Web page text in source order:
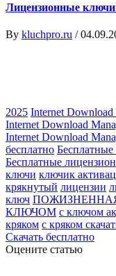
Лицензионные ключи
By kluchpro.ru /
2025 Internet Download
Internet Download
Internet Download
бесплатно
Бесплатные
ключи ключик
крякнутый лицензии
ключ
КЛЮЧОМ с ключом
кряком с кряком
Скачать бесплатно
Оцените статью